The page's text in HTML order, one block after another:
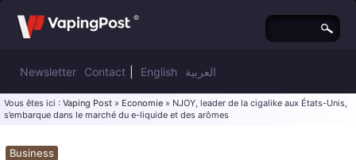
Newsletter Contact English العربية
Vous êtes ici : Vaping Post » Economie » NJOY, leader de la cigalike aux États-Unis,
s’embarque dans le marché du e-liquide et des arômes
Business